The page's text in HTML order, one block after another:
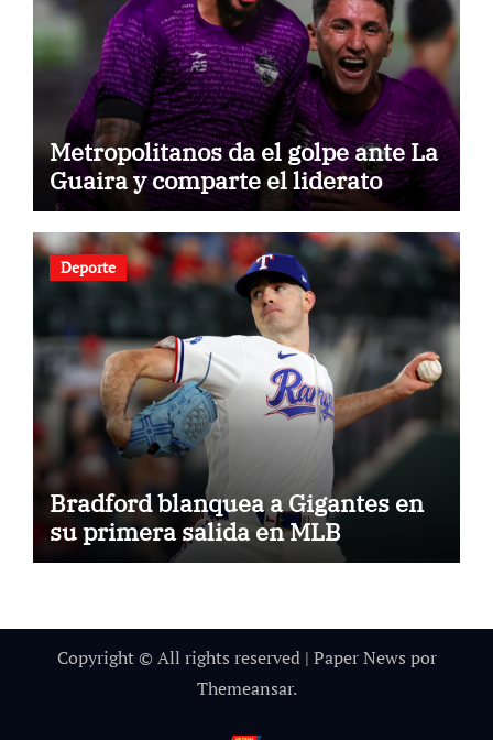
Metropolitanos da el golpe ante La
Guaira y comparte el liderato
Deporte
Bradford blanquea a Gigantes en
su primera salida en MLB
Copyright © All rights reserved | Paper News por
Themeansar.